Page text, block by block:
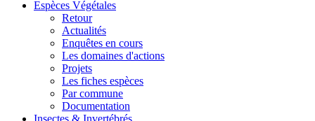
Espèces Végétales
Retour
Actualités
Enquêtes en cours
Les domaines d'actions
Projets
Les fiches espèces
Par commune
Documentation
Insectes & Invertébrés